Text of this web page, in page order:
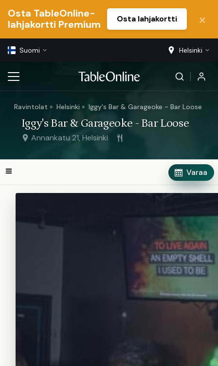
Osta TableOnline-
lahjakortti Premium
Osta lahjakortti
Suomi Helsinki
Ravintolat Helsinki Iggy's Bar & Garageoke - Bar Loose
Iggy's Bar & Garageoke - Bar Loose
Annankatu 21, Helsinki
Varaa